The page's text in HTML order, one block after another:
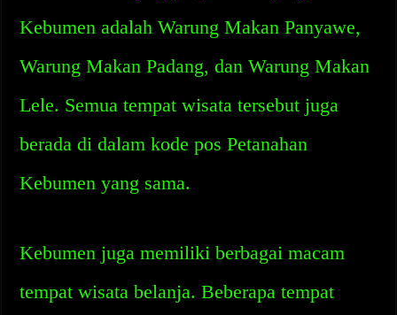
Kebumen adalah Warung Makan Panyawe,
Warung Makan Padang, dan Warung Makan
Lele. Semua tempat wisata tersebut juga
berada di dalam kode pos Petanahan
Kebumen yang sama.
Kebumen juga memiliki berbagai macam
tempat wisata belanja. Beberapa tempat